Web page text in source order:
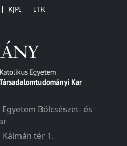
KJPI ITK
Bölcsészet- és
tér 1.